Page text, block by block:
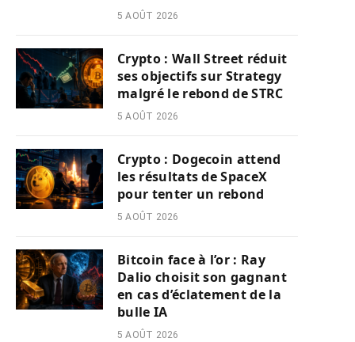
5 AOÛT 2026
Crypto : Wall Street réduit
ses objectifs sur Strategy
malgré le rebond de STRC
5 AOÛT 2026
Crypto : Dogecoin attend
les résultats de SpaceX
pour tenter un rebond
5 AOÛT 2026
Bitcoin face à l’or : Ray
Dalio choisit son gagnant
en cas d’éclatement de la
bulle IA
5 AOÛT 2026